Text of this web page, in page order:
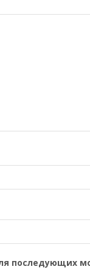
последующих